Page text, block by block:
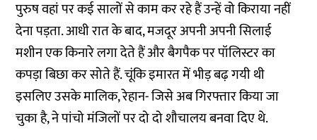
पुरुष वहां पर कई सालों से काम कर रहे हैं उन्हें वो किराया नहीं
देना पड़ता. आधी रात के बाद, मजदूर अपनी अपनी सिलाई
मशीन एक किनारे लगा देते हैं और बैगपैक पर पॉलिस्टर का
कपड़ा बिछा कर सोते हैं. चूंकि इमारत में भीड़ बढ़ गयी थी
इसलिए उसके मालिक, रेहान- जिसे अब गिरफ्तार किया जा
चुका है, ने पांचो मंजिलों पर दो दो शौचालय बनवा दिए थे.